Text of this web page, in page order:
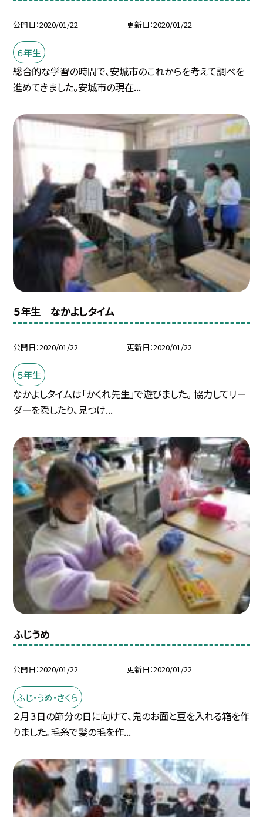
公開日 2020/01/22 更新日 2020/01/22
６年生
総合的な学習の時間で、安城市のこれからを考えて調べを
進めてきました。安城市の現在...
５年生 なかよしタイム
公開日 2020/01/22 更新日 2020/01/22
５年生
なかよしタイムは「かくれ先生」で遊びました。 協力してリー
ダーを隠したり、見つけ...
ふじうめ
公開日 2020/01/22 更新日 2020/01/22
ふじ・うめ・さくら
２月３日の節分の日に向けて、鬼のお面と豆を入れる箱を作
りました。毛糸で髪の毛を作...